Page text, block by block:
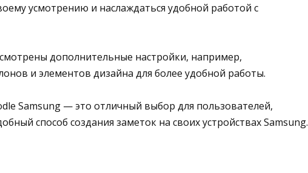
усмотрению и наслаждаться удобной работой с
дополнительные настройки, например,
и элементов дизайна для более удобной работы.
Samsung — это отличный выбор для пользователей,
способ создания заметок на своих устройствах Samsung.